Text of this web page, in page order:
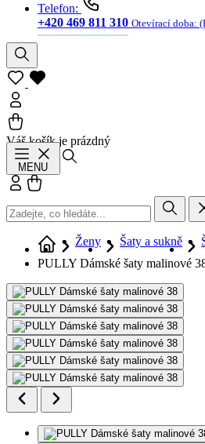
Telefon:
+420 469 811 310 Otevírací doba:
Váš košík je prázdný
MENU
Přihlásit se
Ženy Šaty a sukně
PULLY Dámské šaty malinové